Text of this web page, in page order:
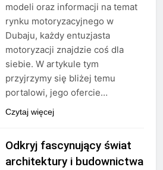
modeli oraz informacji na temat
rynku motoryzacyjnego w
Dubaju, każdy entuzjasta
motoryzacji znajdzie coś dla
siebie. W artykule tym
przyjrzymy się bliżej temu
portalowi, jego ofercie…
Czytaj więcej
Odkryj fascynujący świat
architektury i budownictwa